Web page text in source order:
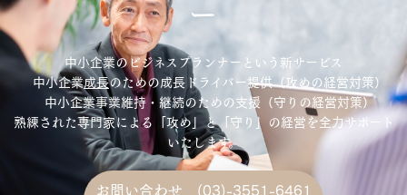
ー
中小企業のビジネスプランナーという新サービス
中小企業成長のための成長ドライバー提供（攻めの経営対策）
中小企業事業維持・継続のための支援（守りの経営対策）
熟練された専門家による「攻め」と「守り」の経営を全力サポート
いたします。
お問い合わせ (03)-3551-6461